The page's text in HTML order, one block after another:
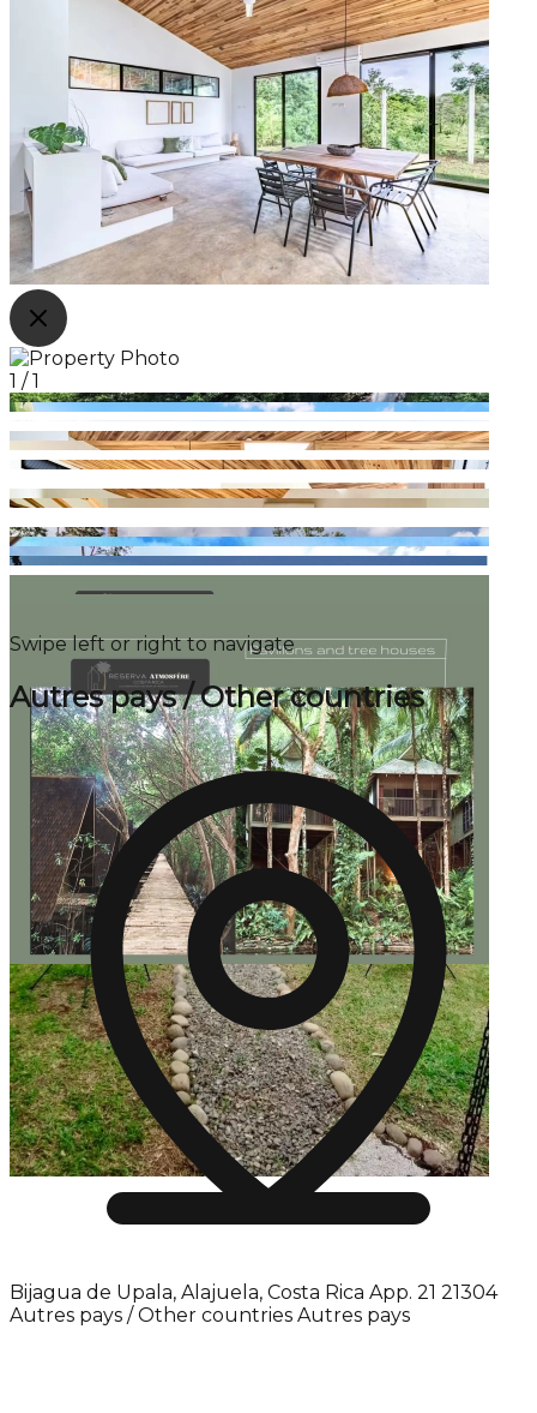
1 /1
Swipe left or right to navigate
Autres pays / Other countries
Bijagua de Upala, Alajuela, Costa Rica App. 21 21304
Autres pays / Other countries Autres pays